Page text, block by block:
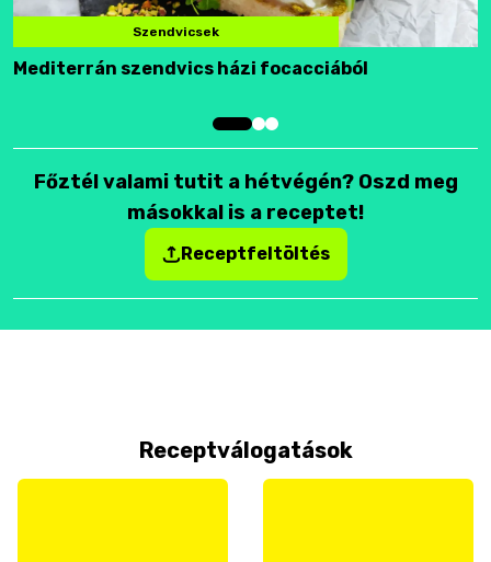
Szendvicsek
Mediterrán szendvics házi focacciából
Főztél valami tutit a hétvégén? Oszd meg
másokkal is a receptet!
Receptfeltöltés
Receptválogatások